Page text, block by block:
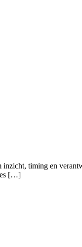
timing en
[…]